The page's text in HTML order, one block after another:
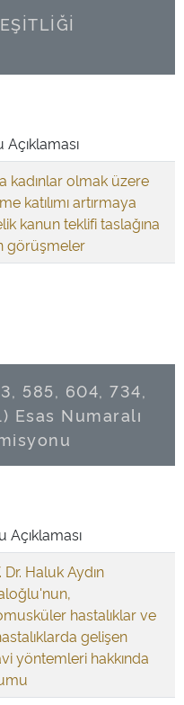
Açıklaması
kadınlar olmak üzere
katılımı artırmaya
kanun teklifi taslağına
görüşmeler
585, 604, 734,
Esas Numaralı
Açıklaması
Dr. Haluk Aydın
hastalıklar ve
gelişen
yöntemleri hakkında